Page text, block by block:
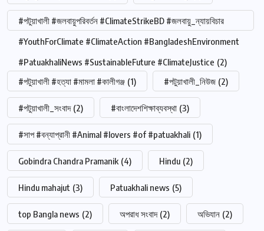
#পটুয়াখালী #জলবায়ুপরিবর্তন #ClimateStrikeBD #জলবায়ু_ন্যায়বিচার
#YouthForClimate #ClimateAction #BangladeshEnvironment
#PatuakhaliNews #SustainableFuture #ClimateJustice (2)
#পটুয়াখালী #হত্যা #মামলা #কালীগঞ্জ (1) #পটুয়াখালী_নিউজ (2)
#পটুয়াখালী_সংবাদ (2) #বাংলাদেশশিক্ষাব্যবস্থা (3)
#সাপ #বন্যাপ্রানী #Animal #lovers #of #patuakhali (1)
Gobindra Chandra Pramanik (4) Hindu (2)
Hindu mahajut (3) Patuakhali news (5)
top Bangla news (2) অপরাধ সংবাদ (2) অভিযান (2)